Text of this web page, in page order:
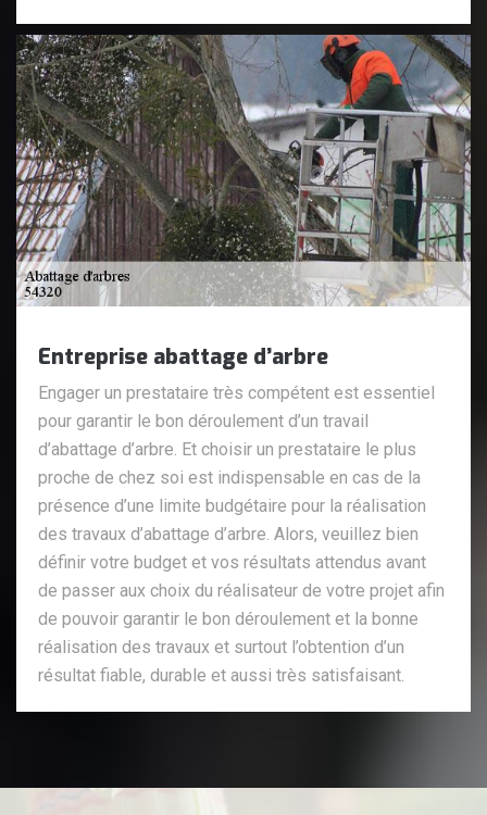
Entreprise abattage d’arbre
Engager un prestataire très compétent est essentiel
pour garantir le bon déroulement d’un travail
d’abattage d’arbre. Et choisir un prestataire le plus
proche de chez soi est indispensable en cas de la
présence d’une limite budgétaire pour la réalisation
des travaux d’abattage d’arbre. Alors, veuillez bien
définir votre budget et vos résultats attendus avant
de passer aux choix du réalisateur de votre projet afin
de pouvoir garantir le bon déroulement et la bonne
réalisation des travaux et surtout l’obtention d’un
résultat fiable, durable et aussi très satisfaisant.